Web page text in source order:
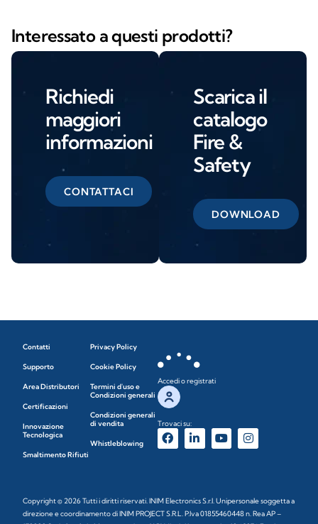
Interessato a questi prodotti?
Richiedi
maggiori
informazioni
CONTATTACI
Scarica il
catalogo
Fire &
Safety
DOWNLOAD
Contatti
Supporto
Area Distributori
Certificazioni
Innovazione
Tecnologica
Smaltimento Rifiuti
Privacy Policy
Cookie Policy
Termini d'uso e
Condizioni generali
Condizioni generali
di vendita
Whistleblowing
Accedi o registrati
Trovaci su:
Copyright © 2026 Tutti i diritti riservati. INIM Electronics S.r.l. Unipersonale soggetta a
direzione e coordinamento di INIM PROJECT S.R.L. P.Iva 01855460448 n. Rea AP –